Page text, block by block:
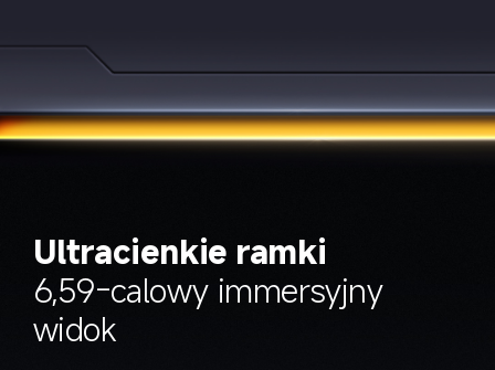
Ultracienkie ramki
6,59-calowy immersyjny
widok